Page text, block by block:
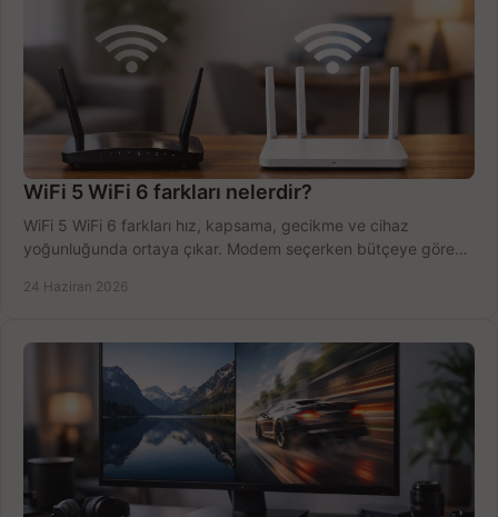
WiFi 5 WiFi 6 farkları nelerdir?
WiFi 5 WiFi 6 farkları hız, kapsama, gecikme ve cihaz
yoğunluğunda ortaya çıkar. Modem seçerken bütçeye göre
24 Haziran 2026